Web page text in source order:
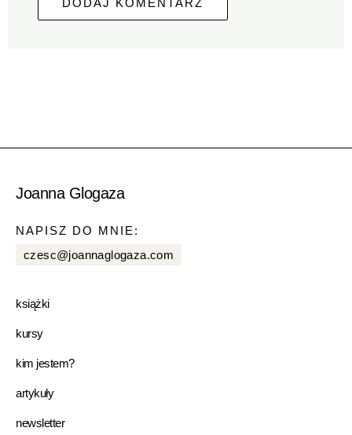
Joanna Glogaza
NAPISZ DO MNIE:
czesc@joannaglogaza.com
książki
kursy
kim jestem?
artykuły
newsletter